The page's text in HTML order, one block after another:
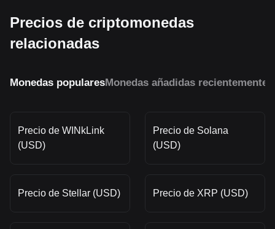
Precios de criptomonedas
relacionadas
Monedas popularesMonedas añadidas recientemente
Precio de WINkLink
(USD)
Precio de Solana
(USD)
Precio de Stellar (USD) Precio de XRP (USD)